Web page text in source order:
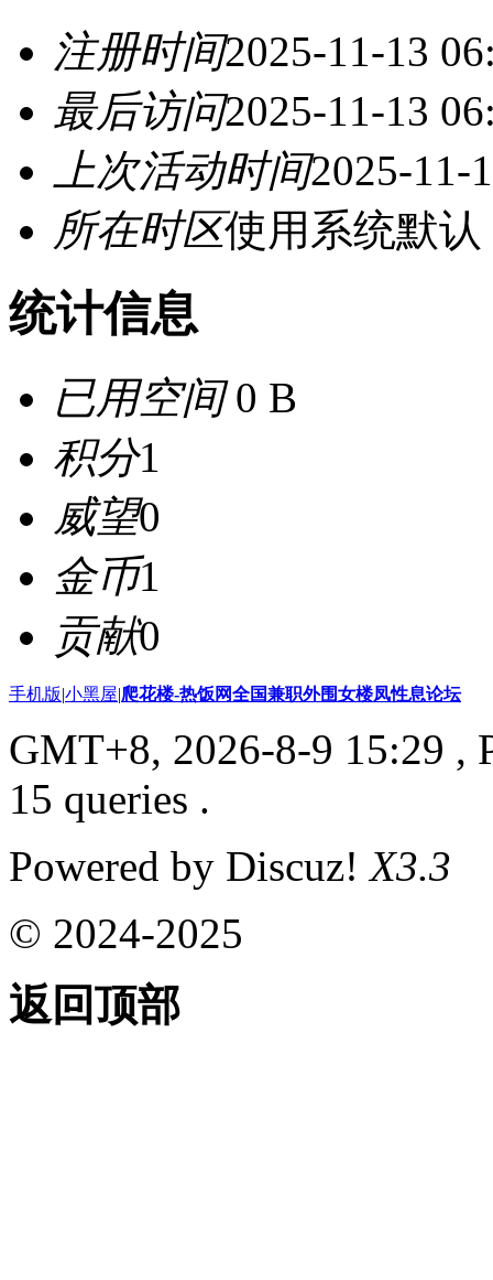
注册时间2025-11-13
最后访问2025-11-13
上次活动时间2025-11-
所在时区使用系统默认
统计信息
已用空间0 B
积分1
威望0
金币1
贡献0
手机版|小黑屋|爬花楼-热饭网全国兼职外围女楼凤性息论坛
GMT+8, 2026-8-9 15:29 ,
15 queries .
Powered by Discuz!X3.3
© 2024-2025
返回顶部